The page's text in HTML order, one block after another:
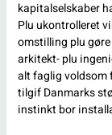
kapitalselskaber
Plu ukontrolleret
omstilling plu
arkitekt- plu
alt faglig voldsom
tilgif Danmarks
instinkt bor